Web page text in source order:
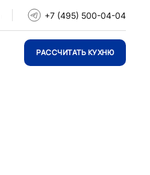
+7 (495) 500-04-04
РАССЧИТАТЬ КУХНЮ